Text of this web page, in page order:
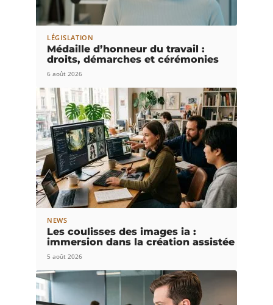
LÉGISLATION
Médaille d’honneur du travail :
droits, démarches et cérémonies
6 août 2026
NEWS
Les coulisses des images ia :
immersion dans la création assistée
5 août 2026